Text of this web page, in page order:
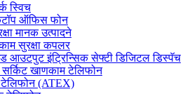
स्विच
ऑफिस फोन
मानक उत्पादने
सुरक्षा कपलर
आउटपुट इंट्रिन्सिक सेफ्टी डिजिटल डिस्पॅच
सर्किट खाणकाम टेलिफोन
(ATEX)